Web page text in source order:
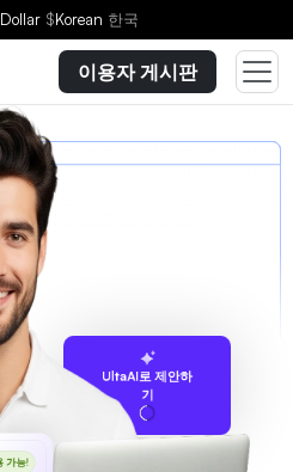
$Korean 한국
이용자 게시판
UltaAI로 제안하
기
가능!